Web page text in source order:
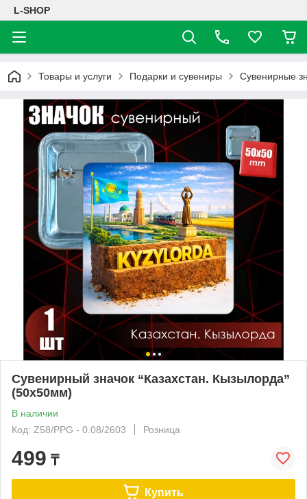
L-SHOP
Товары и услуги Подарки и сувениры Сувенирные
Сувенирный значок “Казахстан. Кызылорда”
(50x50мм)
В наличии
Код: Z58/PPG - 0.08/2603
Розница
499 ₸
Купить